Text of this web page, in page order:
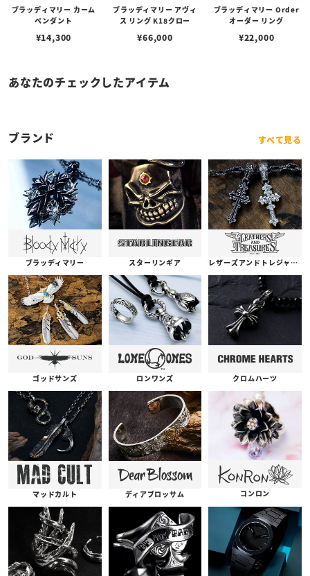
ブラッディマリー カーム
ペンダント
¥14,300
ブラッディマリー アヴィ
ス リング K18クロー
¥66,000
ブラッディマリー Order
オーダー リング
¥22,000
あなたのチェックしたアイテム
ブランド すべて見る
ブラッディマリー スターリンギア レザーズアンドトレジャーズ
ゴッドサンズ ロンワンズ クロムハーツ
マッドカルト ディアブロッサム コンロン